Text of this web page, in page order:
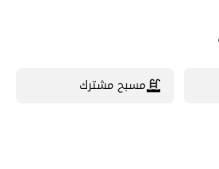
مسبح مشترك